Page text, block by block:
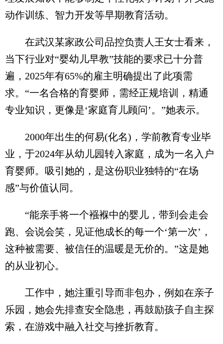
动作训练、智力开发等早期教育活动。
在武汉某家政公司品控负责人王女士看来，
当下行业对“婴幼儿早教”技能的要求已十分普
遍，2025年有65%的雇主明确提出了此项需
求。“一名合格的育婴师，需经正规培训，精通
专业知识，更像是‘家庭育儿顾问’。”她表示。
2000年出生的何易(化名)，学前教育专业毕
业，于2024年从幼儿园转入家庭，成为一名入户
育婴师。吸引她的，是这份职业独特的“在场
感”与价值认同。
“能亲手将一个襁褓中的婴儿，带到会走会
跑、会说会笑，见证他成长的每一个‘第一次’，
这种被需要、被信任的温暖是无价的。”这是她
的从业初心。
工作中，她注重引导而非包办，例如在亲子
乐园，她会先排查安全隐患，再鼓励孩子自主探
索，在游戏中融入社交与挫折教育。